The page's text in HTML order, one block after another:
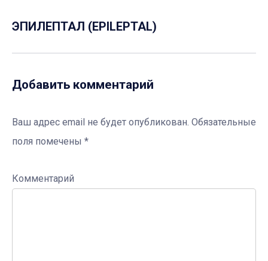
ЭПИЛЕПТАЛ (EPILEPTAL)
Добавить комментарий
Ваш адрес email не будет опубликован. Обязательные
поля помечены *
Комментарий